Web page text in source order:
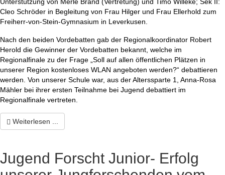
Cleo Schröder in Begleitung von Frau Hilger und Frau Ellerhold zum
Freiherr-von-Stein-Gymnasium in Leverkusen.
Nach den beiden Vordebatten gab der Regionalkoordinator Robert
Herold die Gewinner der Vordebatten bekannt, welche im
Regionalfinale zu der Frage „Soll auf allen öffentlichen Plätzen in
unserer Region kostenloses WLAN angeboten werden?“ debattieren
werden. Von unserer Schule war, aus der Alterssparte 1, Anna-Rosa
Mähler bei ihrer ersten Teilnahme bei Jugend debattiert im
Regionalfinale vertreten.
Weiterlesen ...
Jugend Forscht Junior- Erfolg